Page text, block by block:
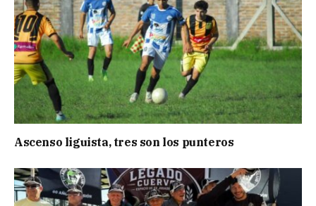
Ascenso liguista, tres son los punteros